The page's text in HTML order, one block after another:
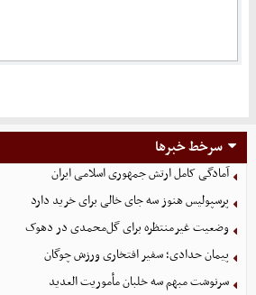
سرخط خبرها
آمادگی کامل ارتش جمهوری اسلامی ایران
پرسپولیس هنوز سه جای خالی برای خرید دارد
وضعیت غیرمنتظره برای گل‌محمدی در دهوک
پیمان حدادی؛ سفیر افتخاری ورزش چوگان
سرنوشت مبهم سه خلبان مأموریت العدید